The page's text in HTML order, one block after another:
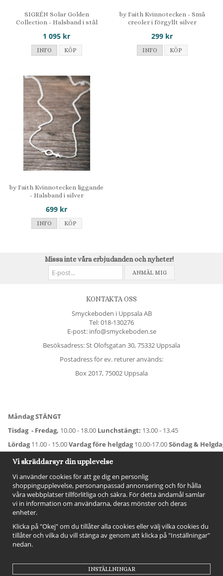
SIGRÉN Solar Golden
Collection - Halsband i stål
1 095 kr
INFO KÖP
by Faith Kvinnotecken - Små
creoler i förgyllt silver
299 kr
INFO KÖP
by Faith Kvinnotecken liggande
- Halsband i silver
699 kr
INFO KÖP
Missa inte våra erbjudanden och nyheter!
ANMÄL MIG
KONTAKTA OSS
Smyckeboden i Uppsala AB
Tel:018-130276
E-post: info@smyckeboden.se
Besöksadress: St Olofsgatan 30, 75332 Uppsala
Postadress för ev. returer används:
Box 2017, 75002 Uppsala
Måndag STÄNGT
Tisdag - Fredag, 10.00 - 18.00 Lunchstängt: 13.00 - 13.45
Lördag11.00 - 15.00Vardag före helgdag10.00-17.00Söndag &
För avvikande öppettider:Titta här
Vi skräddarsyr din upplevelse
Vi använder cookies för att ge dig en personlig
shoppingupplevelse, personanpassad annonsering och för hålla
våra webbplatser tillförlitliga och säkra. För detta ändamål samlar
vi in information om användarna, deras mönster och deras
enheter.
Klicka på "Okej" om du tillåter alla cookies eller välj vilka cookies du
tillåter och vilka du vill stänga av genom att klicka på "Inställningar"
nedan.
INSTÄLLNINGAR